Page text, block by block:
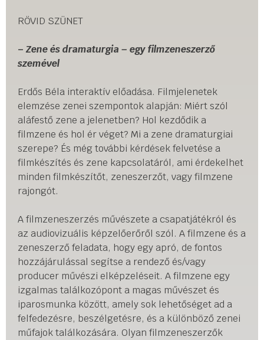
RÖVID SZÜNET
– Zene és dramaturgia – egy filmzeneszerző
szemével
Erdős Béla interaktív előadása. Filmjelenetek
elemzése zenei szempontok alapján: Miért szól
aláfestő zene a jelenetben? Hol kezdődik a
filmzene és hol ér véget? Mi a zene dramaturgiai
szerepe? És még további kérdések felvetése a
filmkészítés és zene kapcsolatáról, ami érdekelhet
minden filmkészítőt, zeneszerzőt, vagy filmzene
rajongót.
A filmzeneszerzés művészete a csapatjátékról és
az audiovizuális képzelőerőről szól. A filmzene és a
zeneszerző feladata, hogy egy apró, de fontos
hozzájárulással segítse a rendező és/vagy
producer művészi elképzeléseit. A filmzene egy
izgalmas találkozópont a magas művészet és
iparosmunka között, amely sok lehetőséget ad a
felfedezésre, beszélgetésre, és a különböző zenei
műfajok találkozására. Olyan filmzeneszerzők